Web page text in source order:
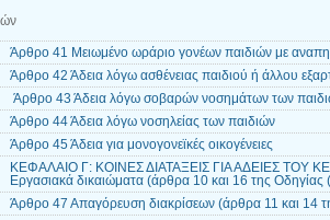
Άρθρο 41 Μειωμένο ωράριο γονέων παιδιών με
Άρθρο 42 Άδεια λόγω ασθένειας παιδιού ή άλλου
Άρθρο 43 Άδεια λόγω σοβαρών νοσημάτων των
Άρθρο 44 Άδεια λόγω νοσηλείας των παιδιών
Άρθρο 45 Άδεια για μονογονεϊκές οικογένειες
ΚΕΦΑΛΑΙΟ Γ: ΚΟΙΝΕΣ ΔΙΑΤΑΞΕΙΣ ΓΙΑ ΑΔΕΙΕΣ ΤΟΥ
Εργασιακά δικαιώματα (άρθρα 10 και 16 της
Άρθρο 47 Απαγόρευση διακρίσεων (άρθρα 11 και 14